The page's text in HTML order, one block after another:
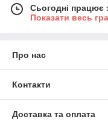
Сьогодні працює
Показати весь
Про нас
Контакти
Доставка та оплата